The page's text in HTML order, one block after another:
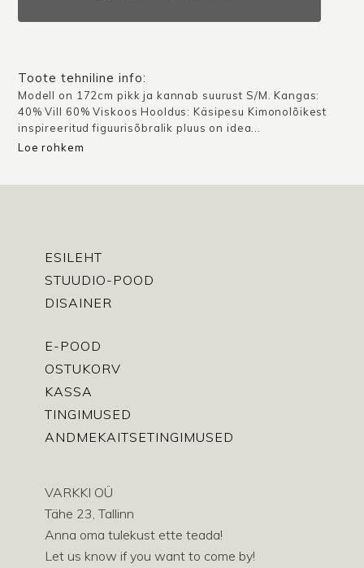
Toote tehniline info:
Modell on 172cm pikk ja kannab suurust S/M. Kangas:
40% Vill 60% Viskoos Hooldus: Käsipesu Kimonolõikest
inspireeritud figuurisõbralik pluus on idea...
Loe rohkem
ESILEHT
STUUDIO-POOD
DISAINER
E-POOD
OSTUKORV
KASSA
TINGIMUSED
ANDMEKAITSETINGIMUSED
VARKKI OÜ
Tähe 23, Tallinn
Anna oma tulekust ette teada!
Let us know if you want to come by!